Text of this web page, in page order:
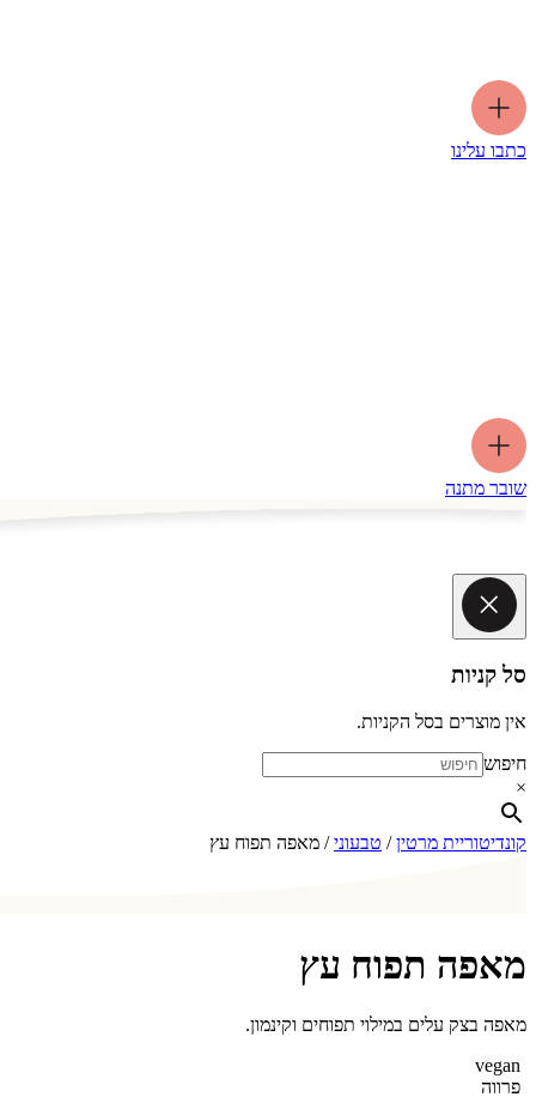
כתבו עלינו
שובר מתנה
סל קניות
אין מוצרים בסל הקניות.
חיפוש
×
קונדיטוריית מרטין/ טבעוני/ מאפה תפוח עץ
מאפה תפוח עץ
מאפה בצק עלים במילוי תפוחים וקינמון.
פרווה